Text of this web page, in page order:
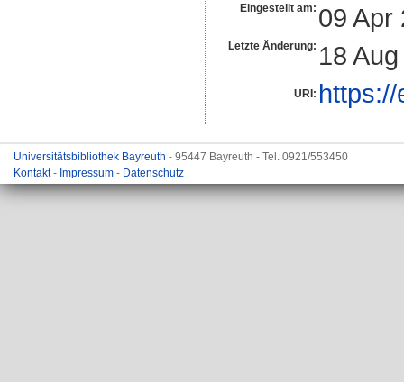
Eingestellt am: 09 Apr
Letzte Änderung: 18
URI:
Universitätsbibliothek Bayreuth - 95447 Bayreuth - Tel. 0921/553450
Kontakt- Impressum - Datenschutz